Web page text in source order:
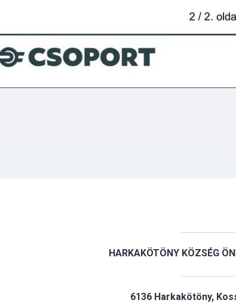
HARKAKÖTÖNY KÖZSÉG
6136 Harkakötöny,